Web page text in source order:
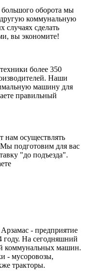
оборота мы
коммунальную
случаях сделать
вы экономите!
более 350
Наши
машину для
правильный
нам осуществлять
подготовим для вас
"до подъезда".
- предприятие
году. На сегодняшний
коммунальных машин.
- мусоровозы,
тракторы.